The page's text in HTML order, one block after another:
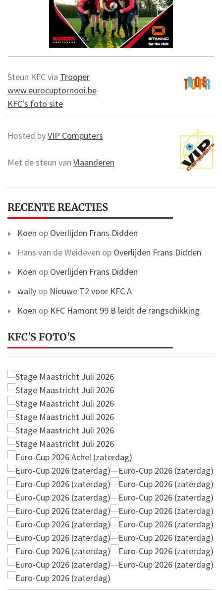
Steun KFC via Trooper
www.eurocuptornooi.be
KFC's foto site
Hosted byVIP Computers
Met de steun van Vlaanderen
RECENTE REACTIES
Koen op Overlijden Frans Didden
Hans van de Weideven op Overlijden Frans Didden
Koen op Overlijden Frans Didden
wally op Nieuwe T2 voor KFC A
Koen op KFC Hamont 99 B leidt de rangschikking
KFC'S FOTO'S